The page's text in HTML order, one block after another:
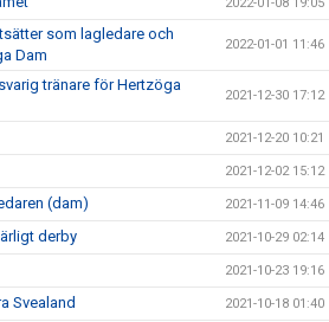
som lagledare och
Dam
2022-01-01 11:46
tränare för Hertzöga
2021-12-30 17:12
2021-12-20 10:21
2021-12-02 15:12
(dam) 2021-11-09 14:46
derby 2021-10-29 02:14
2021-10-23 19:16
Svealand 2021-10-18 01:40